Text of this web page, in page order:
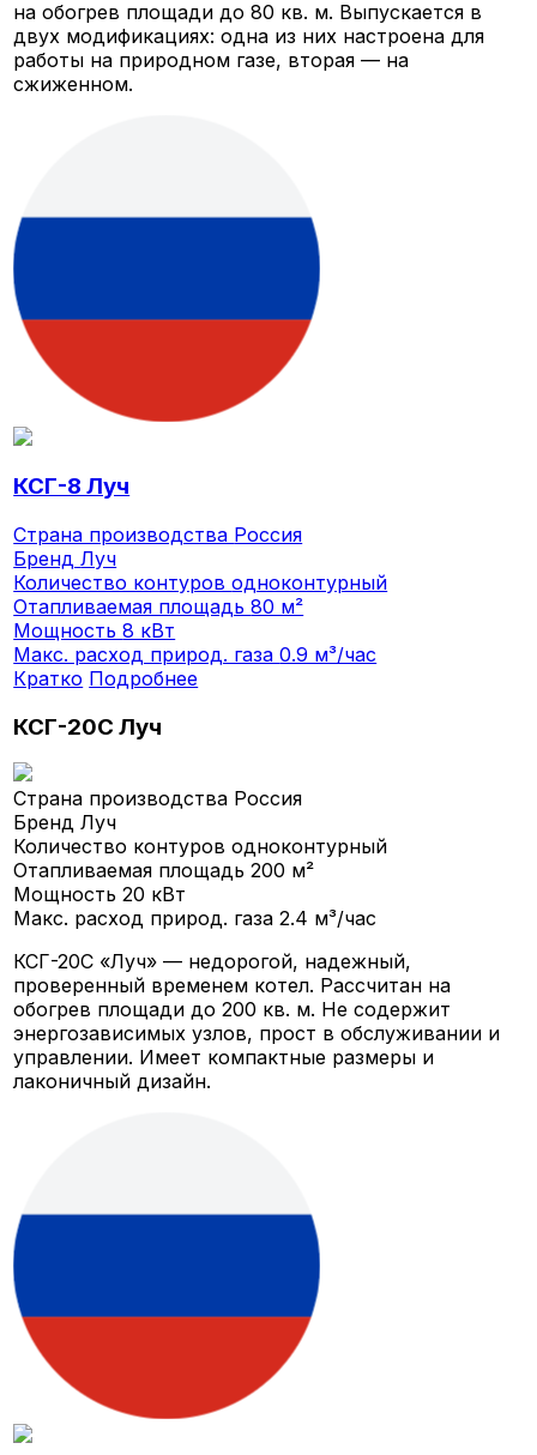
на обогрев площади до 80 кв. м. Выпускается в
двух модификациях: одна из них настроена для
работы на природном газе, вторая — на
сжиженном.
КСГ-8 Луч
Страна производства Россия
БрендЛуч
Количество контуроводноконтурный
Отапливаемая площадь80 м²
Мощность8 кВт
Макс. расход природ. газа0.9 м³/час
Кратко Подробнее
КСГ-20С Луч
Страна производства Россия
БрендЛуч
Количество контуроводноконтурный
Отапливаемая площадь200 м²
Мощность20 кВт
Макс. расход природ. газа2.4 м³/час
КСГ-20С «Луч» — недорогой, надежный,
проверенный временем котел. Рассчитан на
обогрев площади до 200 кв. м. Не содержит
энергозависимых узлов, прост в обслуживании и
управлении. Имеет компактные размеры и
лаконичный дизайн.